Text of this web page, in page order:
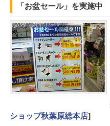
「お盆セール」を実施中
ショップ秋葉原総本店]